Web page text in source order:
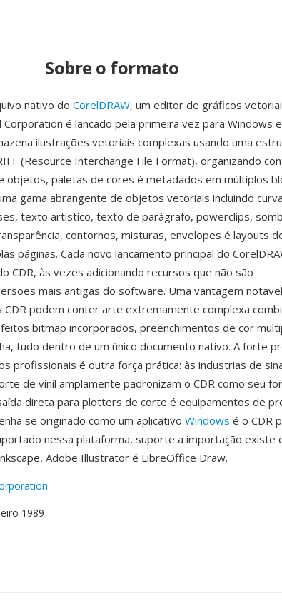
Sobre o formato
nativo do CorelDRAW, um editor de gráficos
é lancado pela primeira vez para Windows
ilustrações vetoriais complexas usando uma
(Resource Interchange File Format), organizando
objetos, paletas de cores é metadados em múltiplos
gama abrangente de objetos vetoriais incluindo
texto artistico, texto de parágrafo, powerclips,
contornos, misturas, envelopes é layouts
páginas. Cada novo lancamento principal do
CDR, às vezes adicionando recursos que não são
mais antigas do software. Uma vantagem
podem conter arte extremamente complexa
bitmap incorporados, preenchimentos de cor
tudo dentro de um único documento nativo. A forte
profissionais é outra força prática: às industrias de
de vinil amplamente padronizam o CDR como seu
direta para plotters de corte é equipamentos de
se originado como um aplicativo Windows é o CDR
nessa plataforma, suporte a importação existe
Adobe Illustrator é LibreOffice Draw.
1989